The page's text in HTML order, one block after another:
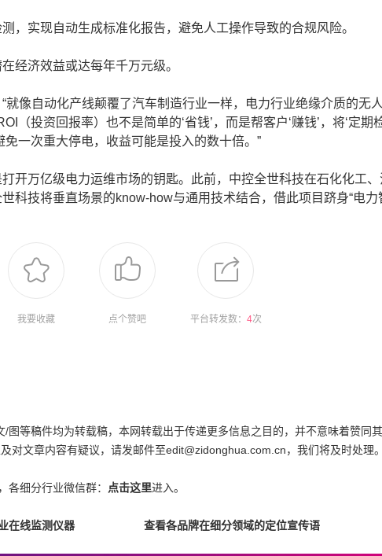
实现自动生成标准化报告，避免人工操作导致的合规风险。
济效益或达每年千万元级。
像自动化产线颠覆了汽车制造行业一样，电力行业绝缘介质的无
（投资回报率）也不是简单的‘省钱’，而是帮客户‘赚钱’，将‘定期
免一次重大停电，收益可能是投入的数十倍。”
万亿级电力运维市场的钥匙。此前，中控全世科技在石化化工、
科技将垂直场景的know-how与通用技术结合，借此项目跻身“电力
我要收藏 点个赞吧 平台转发数： 4次
/图等稿件均为转载稿，本网转载出于传递更多信息之目的，并不意味着赞同
对文章内容有疑议，请发邮件至edit@zidonghua.com.cn，我们将及时处理。
各细分行业微信群： 点击这里进入。
在线监测仪器 查看各品牌在细分领域的定位宣传语